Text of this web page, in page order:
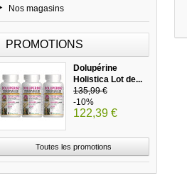
Nos magasins
PROMOTIONS
Dolupérine
Holistica Lot de...
135,99 €
-10%
122,39 €
Toutes les promotions